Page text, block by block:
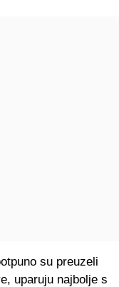
su preuzeli
uparuju najbolje s